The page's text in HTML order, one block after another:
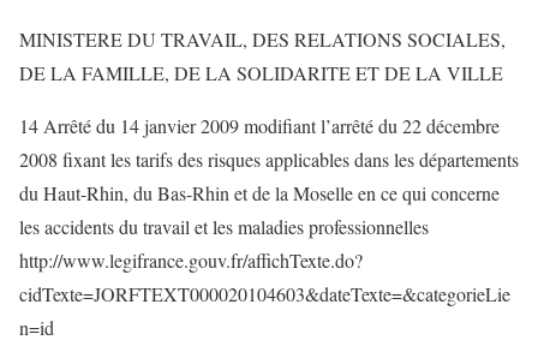
MINISTERE DU TRAVAIL, DES RELATIONS SOCIALES,
DE LA FAMILLE, DE LA SOLIDARITE ET DE LA VILLE
14 Arrêté du 14 janvier 2009 modifiant l’arrêté du 22 décembre
2008 fixant les tarifs des risques applicables dans les départements
du Haut-Rhin, du Bas-Rhin et de la Moselle en ce qui concerne
les accidents du travail et les maladies professionnelles
http://www.legifrance.gouv.fr/affichTexte.do?
cidTexte=JORFTEXT000020104603&dateTexte=&categorieLie
n=id